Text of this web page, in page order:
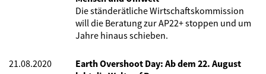
Die ständerätliche Wirtschaftskommission
will die Beratung zur AP22+ stoppen und um
Jahre hinaus schieben.
21.08.2020
Earth Overshoot Day: Ab dem 22. August